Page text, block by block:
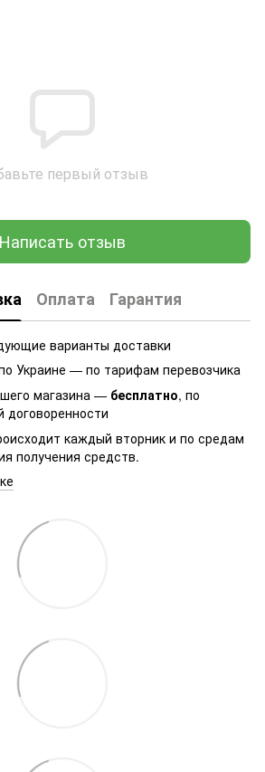
первый отзыв
Написать отзыв
Оплата Гарантия
варианты доставки
Украине — по тарифам перевозчика
магазина — бесплатно, по
договоренности
каждый вторник и по средам
получения средств.